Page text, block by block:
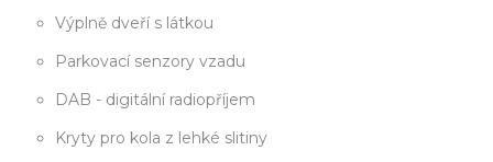
Výplně dveří s látkou
Parkovací senzory vzadu
DAB - digitální radiopříjem
Kryty pro kola z lehké slitiny